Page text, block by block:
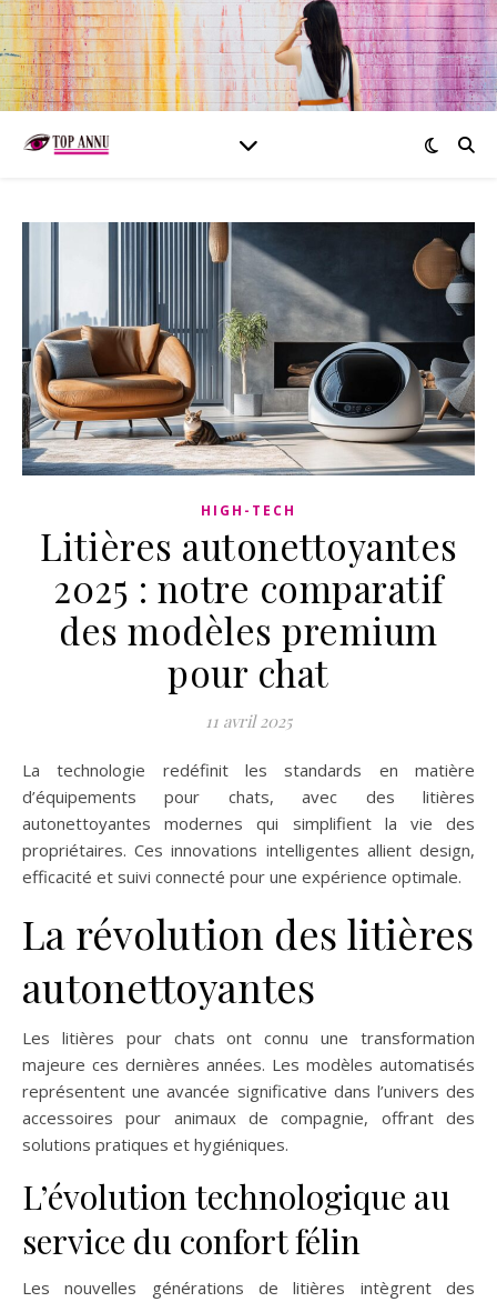
HIGH-TECH
Litières autonettoyantes
2025 : notre comparatif
des modèles premium
pour chat
11 avril 2025
La technologie redéfinit les standards en matière
d’équipements pour chats, avec des litières
autonettoyantes modernes qui simplifient la vie des
propriétaires. Ces innovations intelligentes allient design,
efficacité et suivi connecté pour une expérience optimale.
La révolution des litières
autonettoyantes
Les litières pour chats ont connu une transformation
majeure ces dernières années. Les modèles automatisés
représentent une avancée significative dans l’univers des
accessoires pour animaux de compagnie, offrant des
solutions pratiques et hygiéniques.
L’évolution technologique au
service du confort félin
Les nouvelles générations de litières intègrent des